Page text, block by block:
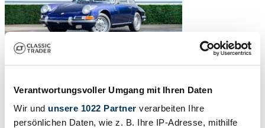
Verantwortungsvoller Umgang mit Ihren Daten
Wir und unsere 1022 Partner verarbeiten Ihre
persönlichen Daten, wie z. B. Ihre IP-Adresse, mithilfe